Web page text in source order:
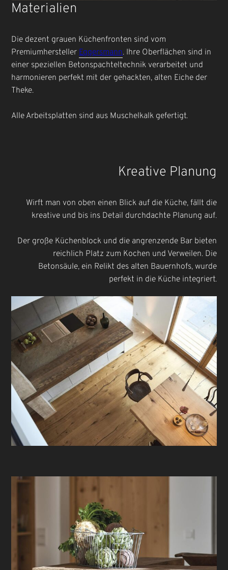
Materialien
Die dezent grauen Küchenfronten sind vom
PremiumherstellerEggersmann. Ihre Oberflächen sind in
einer speziellen Betonspachteltechnik verarbeitet und
harmonieren perfekt mit der gehackten, alten Eiche der
Theke.
Alle Arbeitsplatten sind aus Muschelkalk gefertigt.
Kreative Planung
Wirft man von oben einen Blick auf die Küche, fällt die
kreative und bis ins Detail durchdachte Planung auf.
Der große Küchenblock und die angrenzende Bar bieten
reichlich Platz zum Kochen und Verweilen. Die
Betonsäule, ein Relikt des alten Bauernhofs, wurde
perfekt in die Küche integriert.